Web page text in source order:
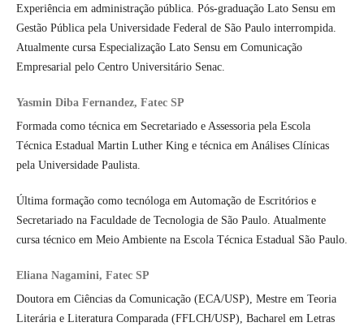
Experiência em administração pública. Pós-graduação Lato Sensu em
Gestão Pública pela Universidade Federal de São Paulo interrompida.
Atualmente cursa Especialização Lato Sensu em Comunicação
Empresarial pelo Centro Universitário Senac.
Yasmin Diba Fernandez, Fatec SP
Formada como técnica em Secretariado e Assessoria pela Escola
Técnica Estadual Martin Luther King e técnica em Análises Clínicas
pela Universidade Paulista.
Última formação como tecnóloga em Automação de Escritórios e
Secretariado na Faculdade de Tecnologia de São Paulo. Atualmente
cursa técnico em Meio Ambiente na Escola Técnica Estadual São Paulo.
Eliana Nagamini, Fatec SP
Doutora em Ciências da Comunicação (ECA/USP), Mestre em Teoria
Literária e Literatura Comparada (FFLCH/USP), Bacharel em Letras